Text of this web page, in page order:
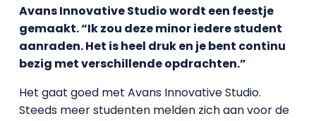
Avans Innovative Studio wordt een feestje
gemaakt. “Ik zou deze minor iedere student
aanraden. Het is heel druk en je bent continu
bezig met verschillende opdrachten.”
Het gaat goed met Avans Innovative Studio.
Steeds meer studenten melden zich aan voor de